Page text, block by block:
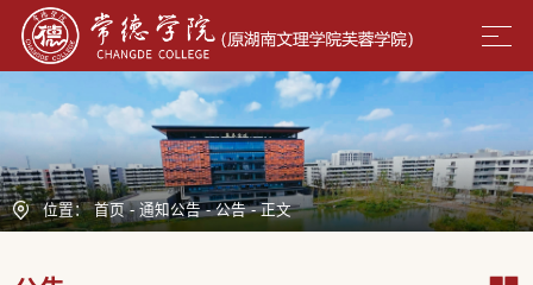
位置：首页-通知公告-公告-正文